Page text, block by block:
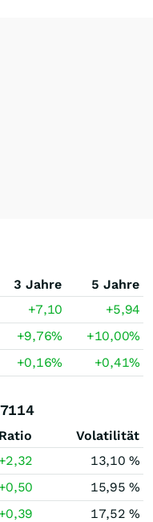
3 Jahre
5 Jahre
+7,10
+5,94
+9,76% +10,00%
+0,16% +0,41%
Volatilität
+2,32
13,10 %
+0,50
15,95 %
+0,39 17,52 %